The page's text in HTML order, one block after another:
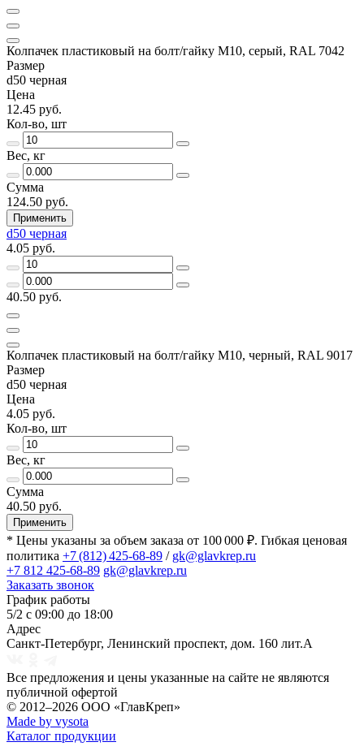
Колпачек пластиковый на болт/гайку М10, серый, RAL 7042
Размер
d50 черная
Цена
12.45 руб.
Кол-во, шт
Вес, кг
Сумма
124.50 руб.
Применить
d50 черная
4.05 руб.
40.50 руб.
Колпачек пластиковый на болт/гайку М10, черный, RAL 9017
Размер
d50 черная
Цена
4.05 руб.
Кол-во, шт
Вес, кг
Сумма
40.50 руб.
Применить
* Цены указаны за объем заказа от 100 000 ₽. Гибкая ценовая
политика +7 (812) 425-68-89 / gk@glavkrep.ru
+7 812 425-68-89 gk@glavkrep.ru
Заказать звонок
График работы
5/2 с 09:00 до 18:00
Адрес
Санкт-Петербург, Ленинский проспект, дом. 160 лит.А
Все предложения и цены указанные на сайте не являются
публичной офертой
© 2012–2026 ООО «ГлавКреп»
Made by vysota
Каталог продукции